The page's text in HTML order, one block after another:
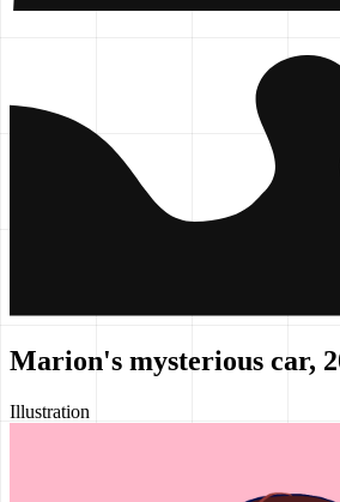
Marion's mysterious car,
Illustration